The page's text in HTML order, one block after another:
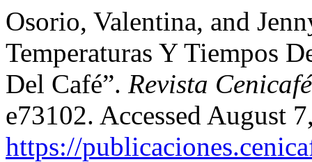
Osorio, Valentina, and
Temperaturas Y Tiempos
Del Café”. Revista Cenicafé
e73102. Accessed August
https://